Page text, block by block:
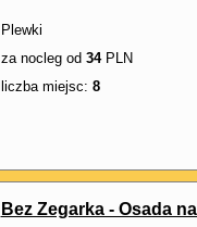
Plewki
za nocleg od 34PLN
liczba miejsc: 8
Bez Zegarka - Osada